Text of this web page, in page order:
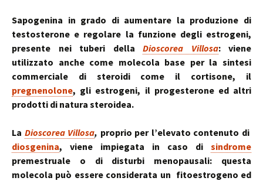
Sapogenina in grado di aumentare la produzione di
testosterone e regolare la funzione degli estrogeni,
presente nei tuberi della Dioscorea Villosa: viene
utilizzato anche come molecola base per la sintesi
commerciale di steroidi come il cortisone, il
pregnenolone, gli estrogeni, il progesterone ed altri
prodotti di natura steroidea.
La Dioscorea Villosa, proprio per l’elevato contenuto di
diosgenina, viene impiegata in caso di sindrome
premestruale o di disturbi menopausali: questa
molecola può essere considerata un fitoestrogeno ed